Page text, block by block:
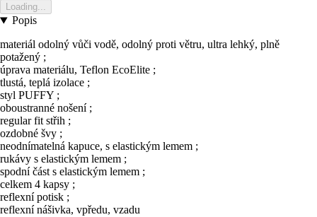
Loading...
Popis
materiál odolný vůči vodě, odolný proti větru, ultra lehký, plně
potažený ;
úprava materiálu, Teflon EcoElite ;
tlustá, teplá izolace ;
styl PUFFY ;
oboustranné nošení ;
regular fit střih ;
ozdobné švy ;
neodnímatelná kapuce, s elastickým lemem ;
rukávy s elastickým lemem ;
spodní část s elastickým lemem ;
celkem 4 kapsy ;
reflexní potisk ;
reflexní nášivka, vpředu, vzadu